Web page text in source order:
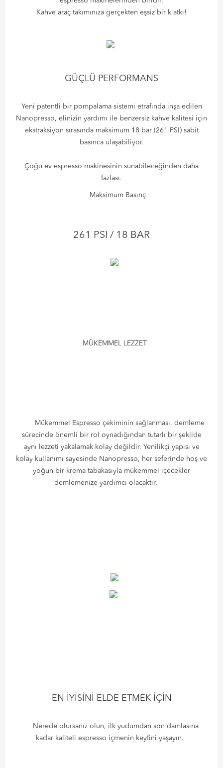
Kahve araç takımınıza gerçekten eşsiz bir k atkı!
GÜÇLÜ PERFORMANS
Yeni patentli bir pompalama sistemi etrafında inşa edilen
Nanopresso, elinizin yardımı ile benzersiz kahve kalitesi için
ekstraksiyon sırasında maksimum 18 bar (261 PSI) sabit
basınca ulaşabiliyor.
Çoğu ev espresso makinesinin sunabileceğinden daha
fazlası.
Maksimum Basınç
261 PSI / 18 BAR
MÜKEMMEL LEZZET
Mükemmel Espresso çekiminin sağlanması, demleme
sürecinde önemli bir rol oynadığından tutarlı bir şekilde
aynı lezzeti yakalamak kolay değildir. Yenilikçi yapısı ve
kolay kullanımı sayesinde Nanopresso, her seferinde hoş ve
yoğun bir krema tabakasıyla mükemmel içecekler
demlemenize yardımcı olacaktır.
EN İYİSİNİ ELDE ETMEK İÇİN
Nerede olursanız olun, ilk yudumdan son damlasına
kadar kaliteli espresso içmenin keyfini yaşayın.